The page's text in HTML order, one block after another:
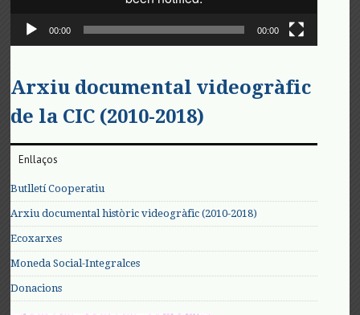
00:00 00:00
Arxiu documental videogràfic
de la CIC (2010-2018)
Enllaços
Butlletí Cooperatiu
Arxiu documental històric videogràfic (2010-2018)
Ecoxarxes
Moneda Social-Integralces
Donacions